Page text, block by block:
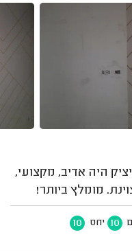
היה אדיב, מקצועי,
מומלץ ביותר!
10 יחס 10